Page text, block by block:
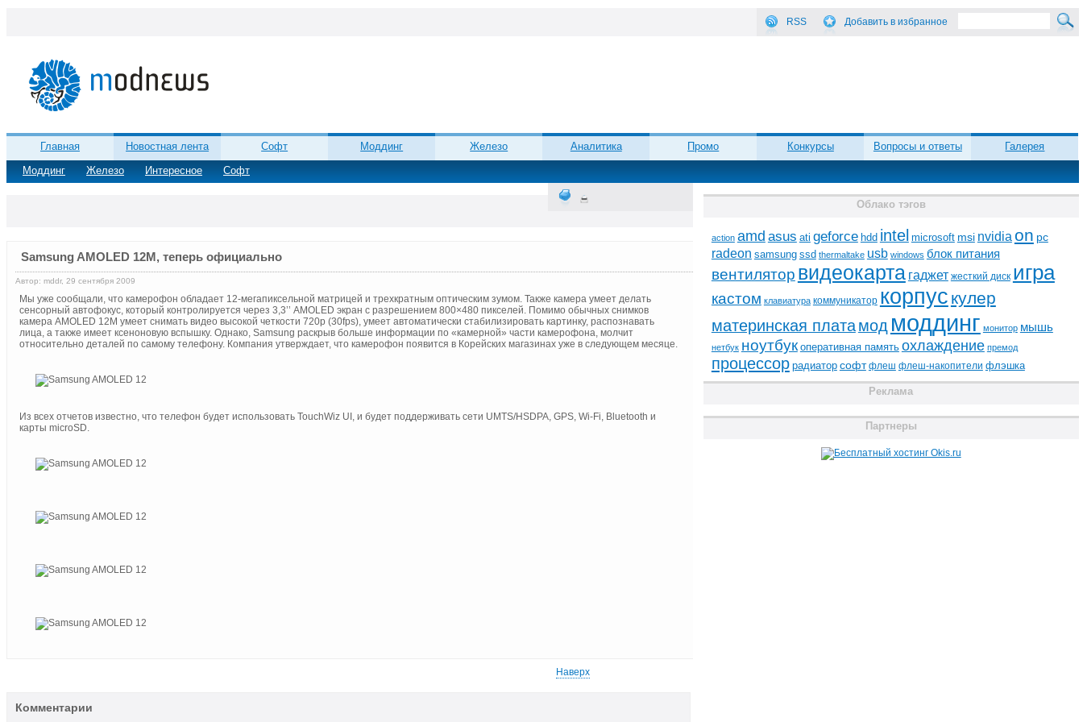
RSS Добавить в избранное
Главная
Новостная лента
Моддинг
Железо Интересное Софт
Софт Моддинг Железо Аналитика Промо Конкурсы Вопросы и ответы Галерея
Samsung AMOLED 12M, теперь официально
Автор: mddr, 29 сентября 2009
Мы уже сообщали, что камерофон обладает 12-мегапиксельной матрицей и трехкратным оптическим зумом. Также камера умеет делать
сенсорный автофокус, который контролируется через 3,3’’ AMOLED экран с разрешением 800×480 пикселей. Помимо обычных снимков
камера AMOLED 12M умеет снимать видео высокой четкости 720p (30fps), умеет автоматически стабилизировать картинку, распознавать
лица, а также имеет ксеноновую вспышку. Однако, Samsung раскрыв больше информации по «камерной» части камерофона, молчит
относительно деталей по самому телефону. Компания утверждает, что камерофон появится в Корейских магазинах уже в следующем месяце.
Из всех отчетов известно, что телефон будет использовать TouchWiz UI, и будет поддерживать сети UMTS/HSDPA, GPS, Wi-Fi, Bluetooth и
карты microSD.
Наверх
Комментарии
Облако тэгов
action amd asus ati geforce hdd intel microsoft msi nvidia on pc
radeon samsung ssd thermaltake usb windows блок питания
вентилятор видеокарта гаджет жесткий диск игра
кастом клавиатура коммуникатор корпус кулер
материнская платамод моддинг монитор мышь
нетбук ноутбук оперативная память охлаждение премод
процессор радиатор софт флеш флеш-накопители флэшка
Реклама
Партнеры